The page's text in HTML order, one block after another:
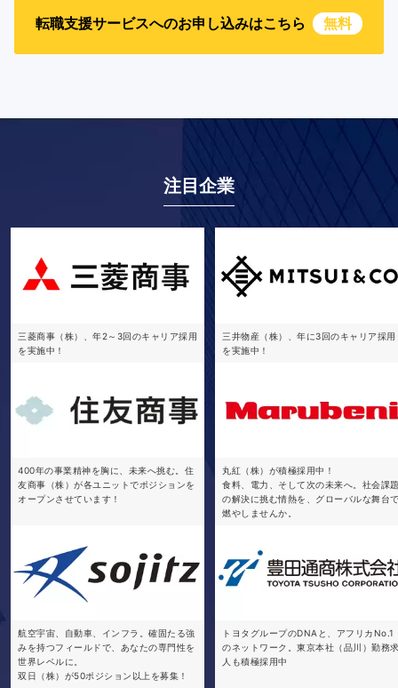
転職支援サービスへのお申し込みはこちら 無料
注目企業
三菱商事（株）、年2～3回のキャリア採用
を実施中！
三井物産（株）、年に3回のキャリア採用
を実施中！
400年の事業精神を胸に、未来へ挑む。住
友商事（株）が各ユニットでポジションを
オープンさせています！
丸紅（株）が積極採用中！
食料、電力、そして次の未来へ。社会課
の解決に挑む情熱を、グローバルな舞台
燃やしませんか。
航空宇宙、自動車、インフラ。確固たる強
みを持つフィールドで、あなたの専門性を
世界レベルに。
双日（株）が50ポジション以上を募集！
トヨタグループのDNAと、アフリカNo.1
のネットワーク。東京本社（品川）勤務
人も積極採用中